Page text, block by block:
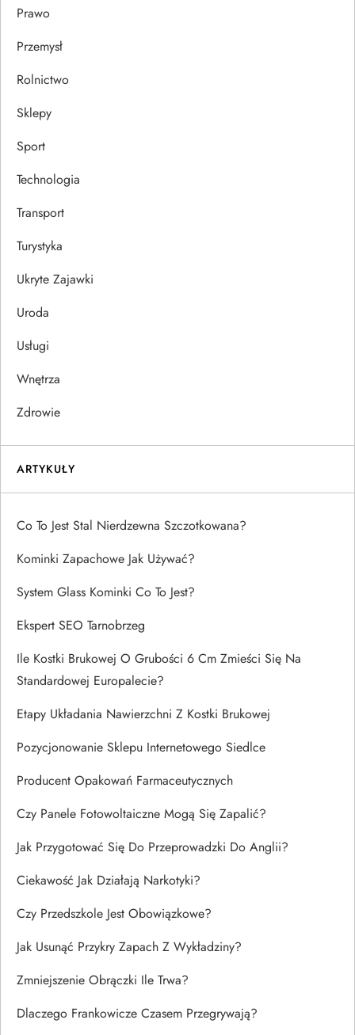
Prawo
Przemysł
Rolnictwo
Sklepy
Sport
Technologia
Transport
Turystyka
Ukryte Zajawki
Uroda
Usługi
Wnętrza
Zdrowie
ARTYKUŁY
Co To Jest Stal Nierdzewna Szczotkowana?
Kominki Zapachowe Jak Używać?
System Glass Kominki Co To Jest?
Ekspert SEO Tarnobrzeg
Ile Kostki Brukowej O Grubości 6 Cm Zmieści Się Na
Standardowej Europalecie?
Etapy Układania Nawierzchni Z Kostki Brukowej
Pozycjonowanie Sklepu Internetowego Siedlce
Producent Opakowań Farmaceutycznych
Czy Panele Fotowoltaiczne Mogą Się Zapalić?
Jak Przygotować Się Do Przeprowadzki Do Anglii?
Ciekawość Jak Działają Narkotyki?
Czy Przedszkole Jest Obowiązkowe?
Jak Usunąć Przykry Zapach Z Wykładziny?
Zmniejszenie Obrączki Ile Trwa?
Dlaczego Frankowicze Czasem Przegrywają?